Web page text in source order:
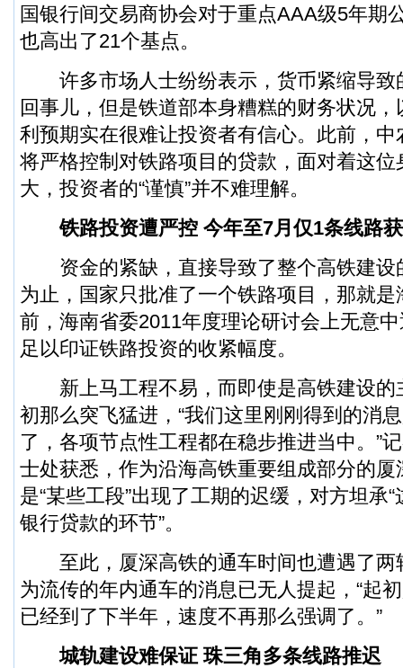
国银行间交易商协会对于重点AAA级5年期
也高出了21个基点。
许多市场人士纷纷表示，货币紧缩导致
回事儿，但是铁道部本身糟糕的财务状况
利预期实在很难让投资者有信心。此前，
将严格控制对铁路项目的贷款，面对着这
大，投资者的“谨慎”并不难理解。
铁路投资遭严控 今年至7月仅1条线路
资金的紧缺，直接导致了整个高铁建设
为止，国家只批准了一个铁路项目，那就是
前，海南省委2011年度理论研讨会上无意
足以印证铁路投资的收紧幅度。
新上马工程不易，而即使是高铁建设的
初那么突飞猛进，“我们这里刚刚得到的消
了，各项节点性工程都在稳步推进当中。”
士处获悉，作为沿海高铁重要组成部分的
是“某些工段”出现了工期的迟缓，对方坦承
银行贷款的环节”。
至此，厦深高铁的通车时间也遭遇了两
为流传的年内通车的消息已无人提起，“起
已经到了下半年，速度不再那么强调了。”
城轨建设难保证 珠三角多条线路推迟